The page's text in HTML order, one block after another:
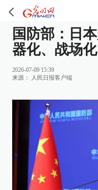
国防部：日
器化、战场化
2026-07-09 15:39
来源：
人民日报客户端